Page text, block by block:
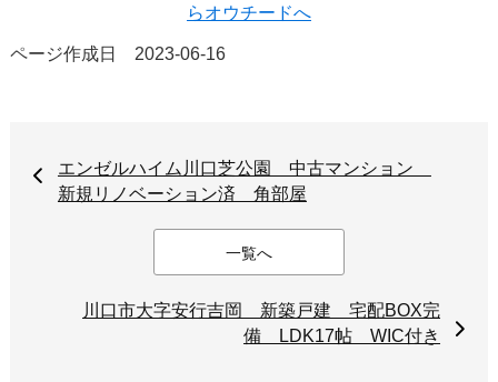
らオウチードへ
ページ作成日 2023-06-16
エンゼルハイム川口芝公園 中古マンション
新規リノベーション済 角部屋
一覧へ
川口市大字安行吉岡 新築戸建 宅配BOX完
備 LDK17帖 WIC付き